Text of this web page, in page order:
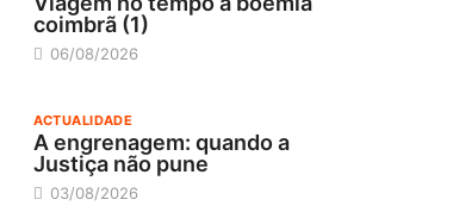
coimbrã (1)
06/08/2026
ACTUALIDADE
A engrenagem: quando a
Justiça não pune
03/08/2026